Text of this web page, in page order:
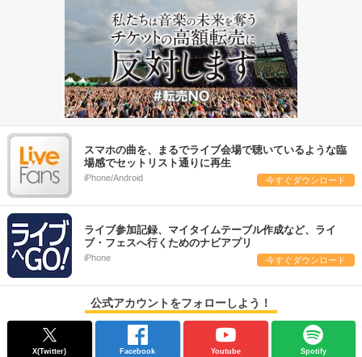
スマホの曲を、まるでライブ会場で聴いているような臨
場感でセットリスト通りに再生
iPhone/Android 今すぐダウンロード
ライブ参加記録、マイタイムテーブル作成など、ライ
ブ・フェスへ行くためのナビアプリ
iPhone 今すぐダウンロード
公式アカウントをフォローしよう！
X(Twitter) Facebook Youtube Spotify